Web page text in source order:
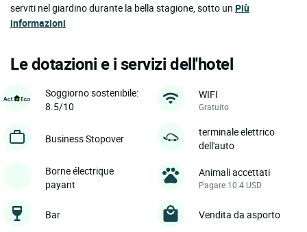
serviti nel giardino durante la bella stagione, sotto un Più
informazioni
Le dotazioni e i servizi dell'hotel
Soggiorno sostenibile:
8.5/10
WIFI
Gratuito
Business Stopover
terminale elettrico
dell'auto
Borne électrique
payant
Animali accettati
Pagare 10.4 USD
Bar Vendita da asporto